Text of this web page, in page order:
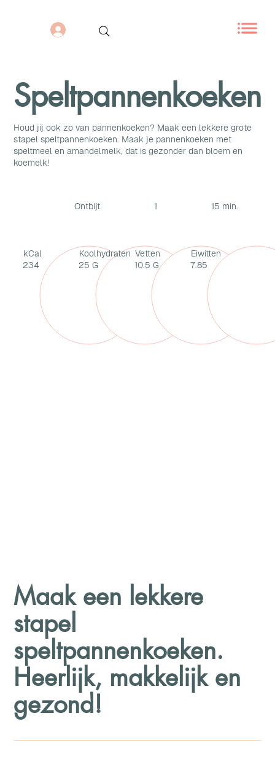
Speltpannenkoeken
Houd jij ook zo van pannenkoeken? Maak een lekkere grote
stapel speltpannenkoeken. Maak je pannenkoeken met
speltmeel en amandelmelk, dat is gezonder dan bloem en
koemelk!
Ontbijt 1 15 min.
kCal
234
Koolhydraten
25 G
Vetten
10.5 G
Eiwitten
7.85
Maak een lekkere
stapel
speltpannenkoeken.
Heerlijk, makkelijk en
gezond!